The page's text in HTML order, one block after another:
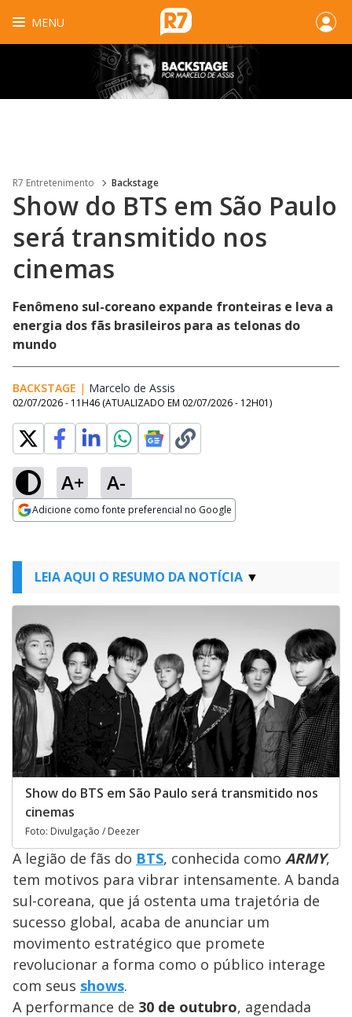
MENU
R7 Entretenimento Backstage
Show do BTS em São Paulo
será transmitido nos
cinemas
Fenômeno sul-coreano expande fronteiras e leva a
energia dos fãs brasileiros para as telonas do
mundo
BACKSTAGE | Marcelo de Assis
02/07/2026 - 11H46 (ATUALIZADO EM 02/07/2026 - 12H01)
A+ A-
Adicione como fonte preferencial no Google
LEIA AQUI O RESUMO DA NOTÍCIA
Show do BTS em São Paulo será transmitido nos
cinemas
Foto: Divulgação / Deezer
A legião de fãs do BTS, conhecida como ARMY,
tem motivos para vibrar intensamente. A banda
sul-coreana, que já ostenta uma trajetória de
sucesso global, acaba de anunciar um
movimento estratégico que promete
revolucionar a forma como o público interage
com seus shows.
A performance de 30 de outubro, agendada